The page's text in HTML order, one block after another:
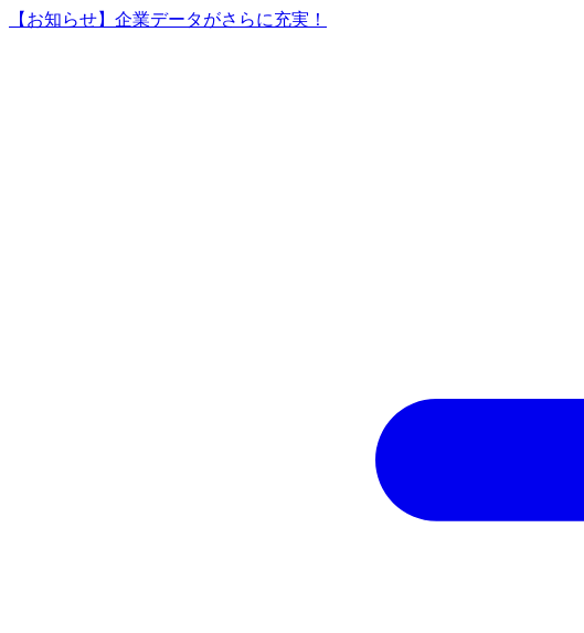
【お知らせ】企業データがさらに充実！